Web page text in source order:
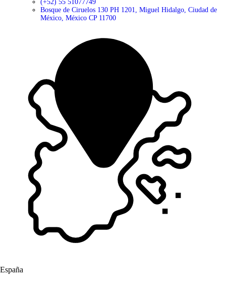
(+52) 55 51077749
Bosque de Ciruelos 130 PH 1201, Miguel Hidalgo, Ciudad de
México, México CP 11700
España